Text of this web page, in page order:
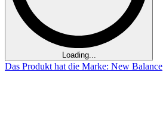
Loading...
Das Produkt hat die Marke: New Balance